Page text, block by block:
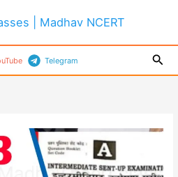
| Madhav NCERT
Telegram